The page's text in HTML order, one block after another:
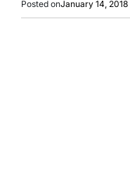
Posted onJanuary 14, 2018